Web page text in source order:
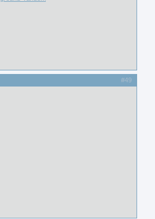
#49